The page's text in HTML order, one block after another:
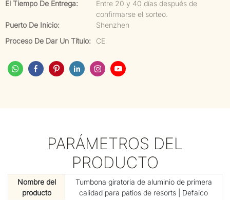
El Tiempo De Entrega:
Entre 20 y 40 días después de
confirmarse el sorteo.
Puerto De Inicio:
Shenzhen
Proceso De Dar Un Título:
CE
PARÁMETROS DEL
PRODUCTO
Nombre del
producto
Tumbona giratoria de aluminio de primera
calidad para patios de resorts | Defaico